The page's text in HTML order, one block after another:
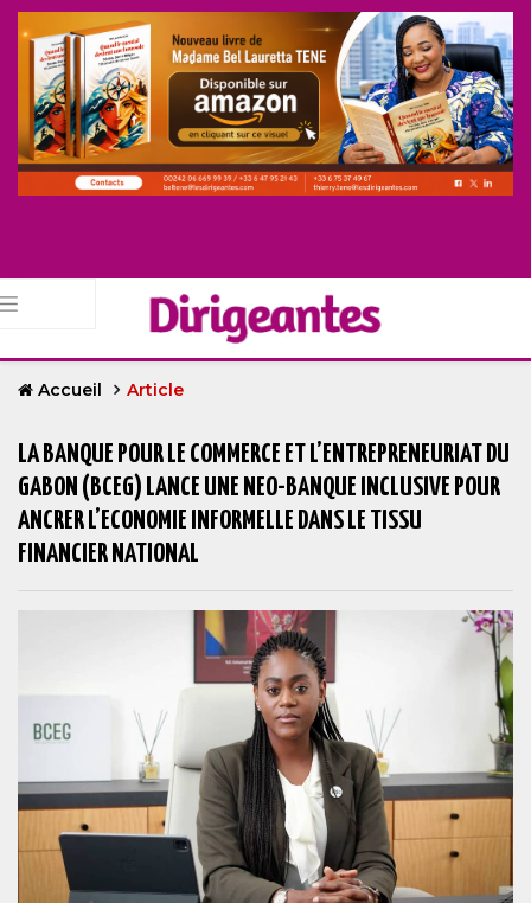
Accueil Article
LA BANQUE POUR LE COMMERCE ET L’ENTREPRENEURIAT DU
GABON (BCEG) LANCE UNE NEO-BANQUE INCLUSIVE POUR
ANCRER L’ECONOMIE INFORMELLE DANS LE TISSU
FINANCIER NATIONAL